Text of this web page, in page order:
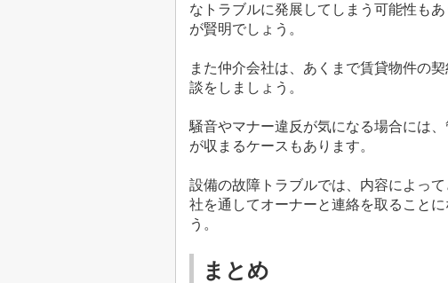
なトラブルに発展してしまう可能性も
が賢明でしょう。
また仲介会社は、あくまで賃貸物件の
談をしましょう。
騒音やマナー違反が気になる場合には
が収まるケースもあります。
設備の故障トラブルでは、内容によっ
社を通してオーナーと連絡を取ること
う。
まとめ